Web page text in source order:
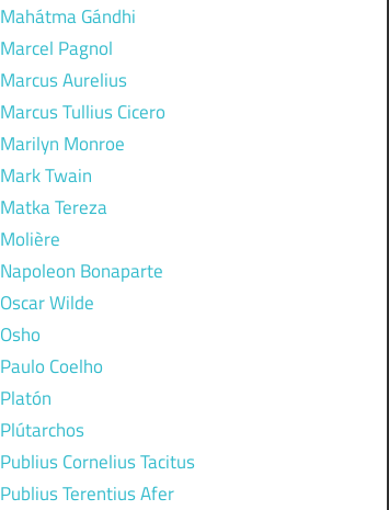
Mahátma Gándhi
Marcel Pagnol
Marcus Aurelius
Marcus Tullius Cicero
Marilyn Monroe
Mark Twain
Matka Tereza
Molière
Napoleon Bonaparte
Oscar Wilde
Osho
Paulo Coelho
Platón
Plútarchos
Publius Cornelius Tacitus
Publius Terentius Afer